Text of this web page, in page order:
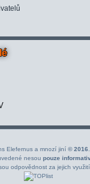
Elefernus a mnozí jiní © 2016.
nesou pouze
odpovědnost za jejich